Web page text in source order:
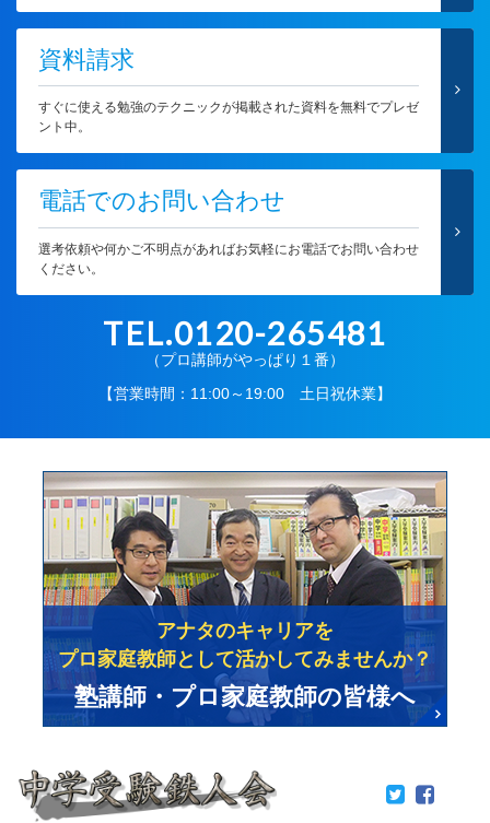
資料請求
すぐに使える勉強のテクニックが掲載された資料を無料でプレゼ
ント中。
電話でのお問い合わせ
選考依頼や何かご不明点があればお気軽にお電話でお問い合わせ
ください。
TEL.0120-265481
（プロ講師がやっぱり１番）
【営業時間：11:00～19:00 土日祝休業】
アナタのキャリアを
プロ家庭教師として活かしてみませんか？
塾講師・プロ家庭教師の皆様へ